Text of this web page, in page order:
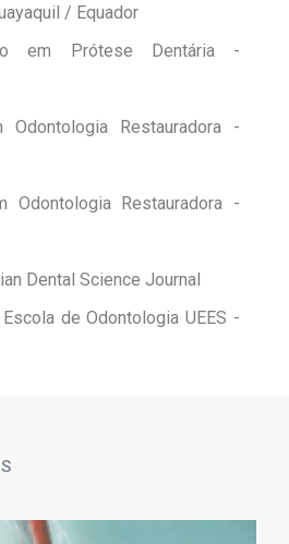
/ Equador
em Prótese Dentária -
Odontologia Restauradora -
Odontologia Restauradora -
Dental Science Journal
de Odontologia UEES -